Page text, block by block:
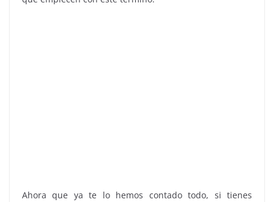
Ahora que ya te lo hemos contado todo, si tienes